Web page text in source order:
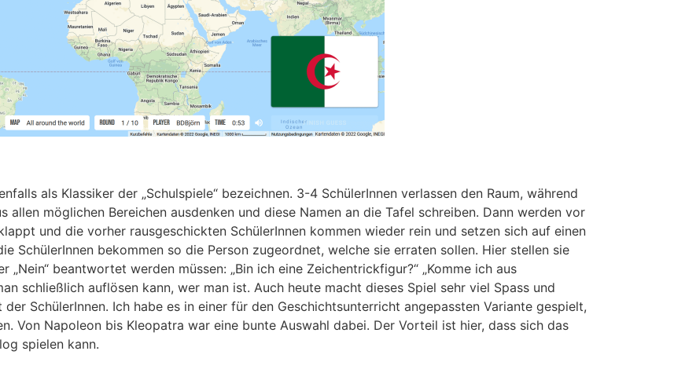
als Klassiker der „Schulspiele“ bezeichnen. 3-4 SchülerInnen verlassen den Raum, während
allen möglichen Bereichen ausdenken und diese Namen an die Tafel schreiben. Dann werden vor
und die vorher rausgeschickten SchülerInnen kommen wieder rein und setzen sich auf einen
SchülerInnen bekommen so die Person zugeordnet, welche sie erraten sollen. Hier stellen sie
„Nein“ beantwortet werden müssen: „Bin ich eine Zeichentrickfigur?“ „Komme ich aus
schließlich auflösen kann, wer man ist. Auch heute macht dieses Spiel sehr viel Spass und
SchülerInnen. Ich habe es in einer für den Geschichtsunterricht angepassten Variante gespielt,
Von Napoleon bis Kleopatra war eine bunte Auswahl dabei. Der Vorteil ist hier, dass sich das
spielen kann.